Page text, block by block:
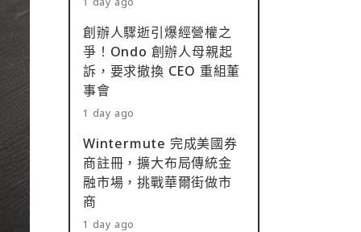
創辦人驟逝引爆經營權之
爭！Ondo 創辦人母親起
訴，要求撤換 CEO 重組董
事會
1 day ago
Wintermute 完成美國券
商註冊，擴大布局傳統金
融市場，挑戰華爾街做市
商
1 day ago